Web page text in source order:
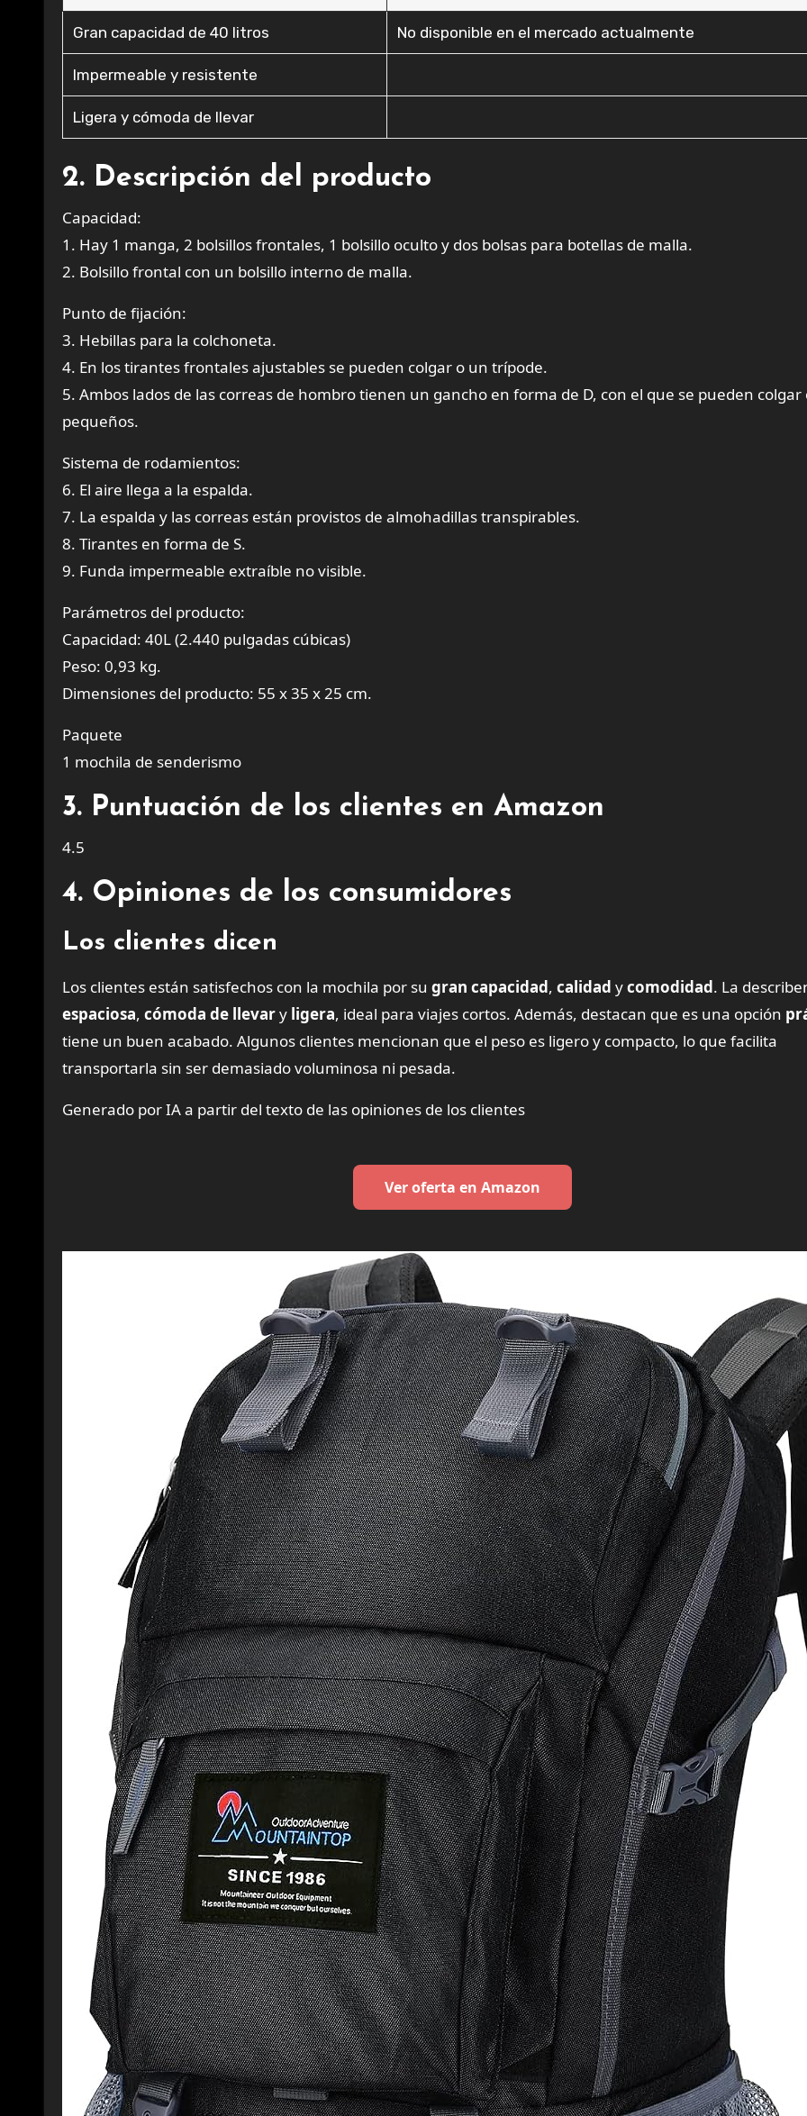
Gran capacidad de 40 litros No disponible en el mercado actualmente
Impermeable y resistente
Ligera y cómoda de llevar
2. Descripción del producto
Capacidad:
1. Hay 1 manga, 2 bolsillos frontales, 1 bolsillo oculto y dos bolsas para botellas de malla.
2. Bolsillo frontal con un bolsillo interno de malla.
Punto de fijación:
3. Hebillas para la colchoneta.
4. En los tirantes frontales ajustables se pueden colgar o un trípode.
5. Ambos lados de las correas de hombro tienen un gancho en forma de D, con el que se pueden colgar
pequeños.
Sistema de rodamientos:
6. El aire llega a la espalda.
7. La espalda y las correas están provistos de almohadillas transpirables.
8. Tirantes en forma de S.
9. Funda impermeable extraíble no visible.
Parámetros del producto:
Capacidad: 40L (2.440 pulgadas cúbicas)
Peso: 0,93 kg.
Dimensiones del producto: 55 x 35 x 25 cm.
Paquete
1 mochila de senderismo
3. Puntuación de los clientes en Amazon
4.5
4. Opiniones de los consumidores
Los clientes dicen
Los clientes están satisfechos con la mochila por su gran capacidad, calidad ycomodidad. La
espaciosa, cómoda de llevary ligera, ideal para viajes cortos. Además, destacan que es una opción
tiene un buen acabado. Algunos clientes mencionan que el peso es ligero y compacto, lo que facilita
transportarla sin ser demasiado voluminosa ni pesada.
Generado por IA a partir del texto de las opiniones de los clientes
Ver oferta en Amazon